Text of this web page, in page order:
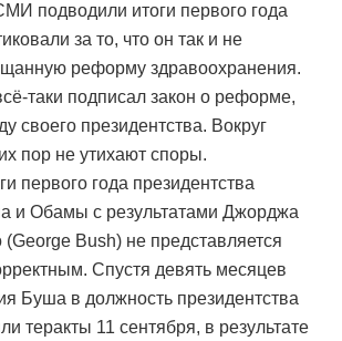
подводили итоги первого года
за то, что он так и не
реформу здравоохранения.
таки подписал закон о реформе,
своего президентства. Вокруг
пор не утихают споры.
первого года президентства
и Обамы с результатами Джорджа
Bush) не представляется
Спустя девять месяцев
Буша в должность президентства
теракты 11 сентября, в результате